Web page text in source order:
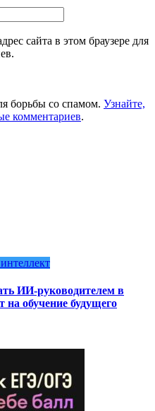
сайта в этом браузере для
борьбы со спамом. Узнайте,
комментариев.
ИИ-руководителем в
на обучение будущего